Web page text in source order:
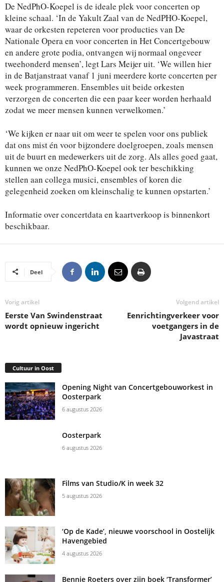
De NedPhO-Koepel is de ideale plek voor concerten op
kleine schaal. ‘In de Yakult Zaal van de NedPHO-Koepel,
waar de orkesten repeteren voor producties van De
Nationale Opera en voor concerten in Het Concertgebouw
en andere grote podia, ontvangen wij normaal ongeveer
tweehonderd mensen’, legt Lars Meijer uit. ‘We willen hier
in de Batjanstraat vanaf 1 juni meerdere korte concerten per
week programmeren. Ensembles uit beide orkesten
verzorgen de concerten die een paar keer worden herhaald
zodat we meer mensen kunnen verwelkomen.’
‘We kijken er naar uit om weer te spelen voor ons publiek
dat ons mist én voor bijzondere doelgroepen, zoals mensen
uit de buurt en medewerkers uit de zorg. Als alles goed gaat,
kunnen we onze NedPhO-Koepel ook ter beschikking
stellen aan collega musici, ensembles of koren die
gelegenheid zoeken om kleinschalig te kunnen opstarten.’
Informatie over concertdata en kaartverkoop is binnenkort
beschikbaar.
Deel
Vorig artikel
Eerste Van Swindenstraat
wordt opnieuw ingericht
Volgend artikel
Eenrichtingverkeer voor
voetgangers in de
Javastraat
Cultuur in Oost
Opening Night van Concertgebouworkest in
Oosterpark
6 augustus 2026
Oosterpark
6 augustus 2026
Films van Studio/K in week 32
5 augustus 2026
‘Op de Kade’, nieuwe voorschool in Oostelijk
Havengebied
4 augustus 2026
Bennie Roeters over zijn boek ‘Transformer’